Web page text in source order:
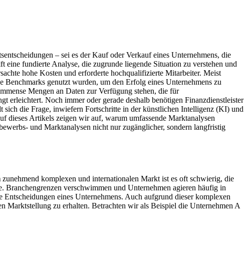
– sei es der Kauf oder Verkauf eines Unternehmens, die
fundierte Analyse, die zugrunde liegende Situation zu verstehen und
hohe Kosten und erforderte hochqualifizierte Mitarbeiter. Meist
genutzt wurden, um den Erfolg eines Unternehmens zu
Mengen an Daten zur Verfügung stehen, die für
erleichtert. Noch immer oder gerade deshalb benötigen Finanzdienstleister
sich die Frage, inwiefern Fortschritte in der künstlichen Intelligenz (KI) und
dieses Artikels zeigen wir auf, warum umfassende Marktanalysen
und Marktanalysen nicht nur zugänglicher, sondern langfristig
komplexen und internationalen Markt ist es oft schwierig, die
verschwimmen und Unternehmen agieren häufig in
eines Unternehmens. Auch aufgrund dieser komplexen
Marktstellung zu erhalten. Betrachten wir als Beispiel die Unternehmen A